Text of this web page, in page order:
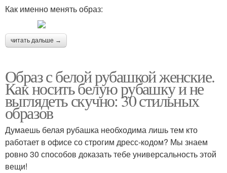
Как именно менять образ:
читать дальше →
Образ с белой рубашкой женские.
Как носить белую рубашку и не
выглядеть скучно: 30 стильных
образов
Думаешь белая рубашка необходима лишь тем кто
работает в офисе со строгим дресс-кодом? Мы знаем
ровно 30 способов доказать тебе универсальность этой
вещи!